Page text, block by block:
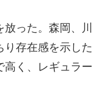
放った。森岡、
存在感を示し
く、レギュラ